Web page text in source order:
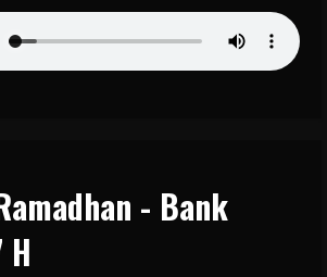
- Bank